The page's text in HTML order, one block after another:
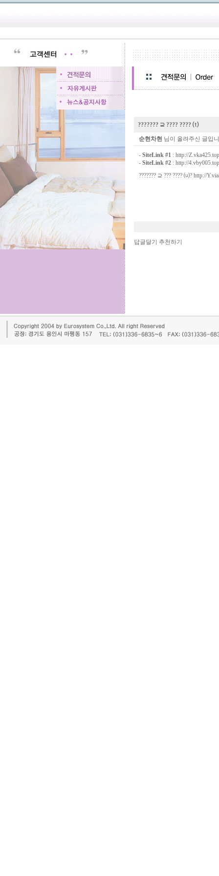
??????? ⊇ ???? ???? ⒯
순현차현 님이 올려주신 글입
- SiteLink #1 : http://Z.vka425.top
- SiteLink #2 : http://4.vby005.top
??????? ⊇ ??? ???? ⒰? http://
답글달기 추천하기